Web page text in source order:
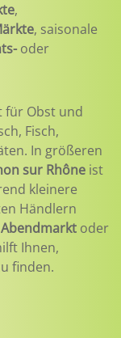
,
, saisonale
oder
für Obst und
Fisch,
In größeren
sur Rhône ist
kleinere
Händlern
Abendmarkt oder
Ihnen,
finden.